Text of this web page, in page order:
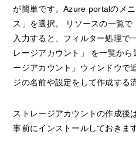
が簡単です。Azure portalのメ
ス」を選択。 リソースの一覧で
入力すると、フィルター処理で
レージアカウント」 を一覧か
ージアカウント」ウィンドウで
ジの名前や設定をして作成する
ストレージアカウントの作成後
事前にインストールしておきます